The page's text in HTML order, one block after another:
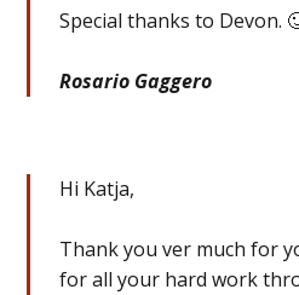
Special thanks to Devon.
Rosario Gaggero
Hi Katja,
Thank you ver much for
for all your hard work